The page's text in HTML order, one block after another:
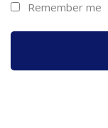
Remember me